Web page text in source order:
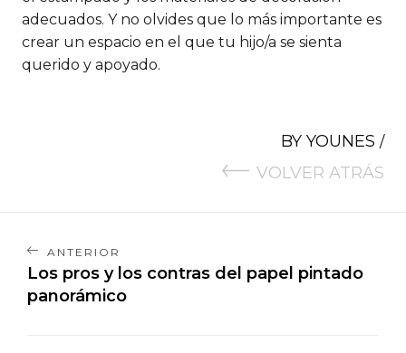
adecuados. Y no olvides que lo más importante es
crear un espacio en el que tu hijo/a se sienta
querido y apoyado.
BY YOUNES /
VOLVER ATRÁS
ANTERIOR
Los pros y los contras del papel pintado
panorámico